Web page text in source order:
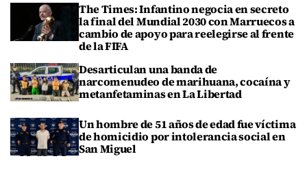
The Times: Infantino negocia en secreto
la final del Mundial 2030 con Marruecos a
cambio de apoyo para reelegirse al frente
de la FIFA
Desarticulan una banda de
narcomenudeo de marihuana, cocaína y
metanfetaminas en La Libertad
Un hombre de 51 años de edad fue víctima
de homicidio por intolerancia social en
San Miguel